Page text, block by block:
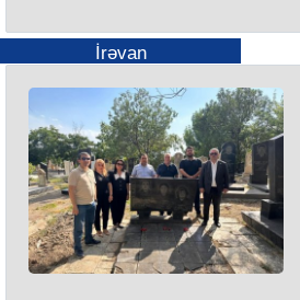
İrəvan